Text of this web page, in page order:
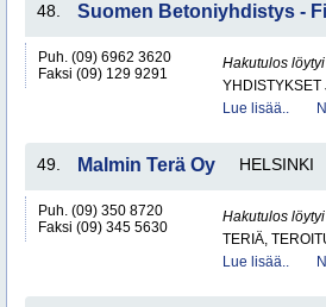
48. Suomen Betoniyhdistys -
Puh. (09) 6962 3620
Faksi (09) 129 9291
Hakutulos
YHDISTYKSET
Lue lisää..
49. Malmin Terä Oy HELSINKI
Puh. (09) 350 8720
Faksi (09) 345 5630
Hakutulos
TERIÄ,
Lue lisää..